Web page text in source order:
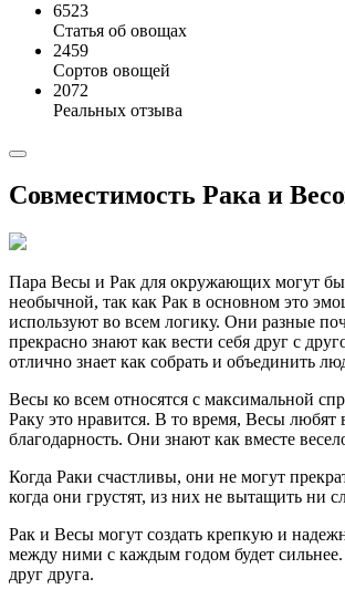
6523
Статья об овощах
2459
Сортов овощей
2072
Реальных отзыва
Совместимость Рака и
Пара Весы и Рак для окружающих могут
необычной, так как Рак в основном это
используют во всем логику. Они разные
прекрасно знают как вести себя друг с
отлично знает как собрать и объединить
Весы ко всем относятся с максимальной
Раку это нравится. В то время, Весы любят
благодарность. Они знают как вместе
Когда Раки счастливы, они не могут
когда они грустят, из них не вытащить ни
Рак и Весы могут создать крепкую и
между ними с каждым годом будет
друг друга.